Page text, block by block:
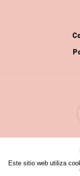
©
Este sitio web utiliza